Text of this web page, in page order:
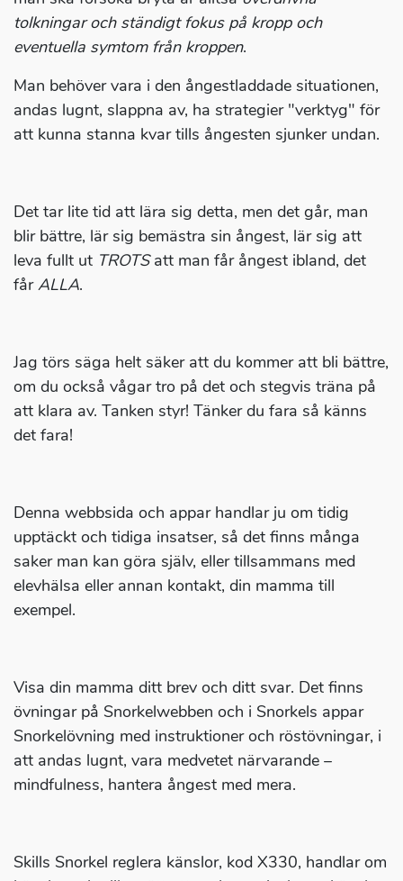
tolkningar och ständigt fokus på kropp och
eventuella symtom från kroppen.
Man behöver vara i den ångestladdade situationen,
andas lugnt, slappna av, ha strategier "verktyg" för
att kunna stanna kvar tills ångesten sjunker undan.
Det tar lite tid att lära sig detta, men det går, man
blir bättre, lär sig bemästra sin ångest, lär sig att
leva fullt ut TROTSatt man får ångest ibland, det
fårALLA.
Jag törs säga helt säker att du kommer att bli bättre,
om du också vågar tro på det och stegvis träna på
att klara av. Tanken styr! Tänker du fara så känns
det fara!
Denna webbsida och appar handlar ju om tidig
upptäckt och tidiga insatser, så det finns många
saker man kan göra själv, eller tillsammans med
elevhälsa eller annan kontakt, din mamma till
exempel.
Visa din mamma ditt brev och ditt svar. Det finns
övningar på Snorkelwebben och i Snorkels appar
Snorkelövning med instruktioner och röstövningar, i
att andas lugnt, vara medvetet närvarande –
mindfulness, hantera ångest med mera.
Skills Snorkel reglera känslor, kod X330, handlar om